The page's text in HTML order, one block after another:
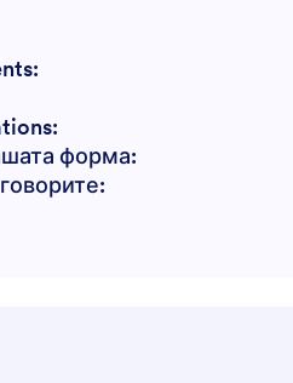
форма: